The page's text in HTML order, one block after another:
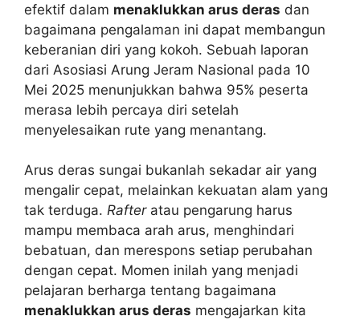
efektif dalam menaklukkan arus deras dan
bagaimana pengalaman ini dapat membangun
keberanian diri yang kokoh. Sebuah laporan
dari Asosiasi Arung Jeram Nasional pada 10
Mei 2025 menunjukkan bahwa 95% peserta
merasa lebih percaya diri setelah
menyelesaikan rute yang menantang.
Arus deras sungai bukanlah sekadar air yang
mengalir cepat, melainkan kekuatan alam yang
tak terduga. Rafteratau pengarung harus
mampu membaca arah arus, menghindari
bebatuan, dan merespons setiap perubahan
dengan cepat. Momen inilah yang menjadi
pelajaran berharga tentang bagaimana
menaklukkan arus deras mengajarkan kita